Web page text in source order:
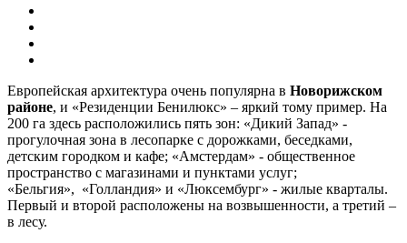
Европейская архитектура очень популярна в Новорижском
районе, и «Резиденции Бенилюкс» – яркий тому пример. На
200 га здесь расположились пять зон: «Дикий Запад» -
прогулочная зона в лесопарке с дорожками, беседками,
детским городком и кафе; «Амстердам» - общественное
пространство с магазинами и пунктами услуг;
«Бельгия», «Голландия» и «Люксембург» - жилые кварталы.
Первый и второй расположены на возвышенности, а третий –
в лесу.